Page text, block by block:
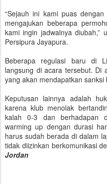
“Sejauh ini kami puas
mengajukan beberapa
kami ingin jadwalnya diubah,”
Persipura Jayapura.
Beberapa regulasi baru di
langsung di acara tersebut. Di
yang akan mendapatkan sanksi
Keputusan lainnya adalah
karena klub menolak
kalah 0-3 dan berhadapan
warming up dengan durasi
harus sudah berada di dalam
tidak diizinkan berkomunikasi
Jordan